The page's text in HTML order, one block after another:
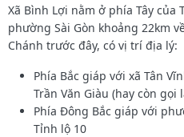
Xã Bình Lợi nằm ở phía Tây của
phường Sài Gòn khoảng 22km
Chánh trước đây, có vị trí địa lý:
Phía Bắc giáp với xã Tân
Trần Văn Giàu (hay còn gọi
Phía Đông Bắc giáp với
Tỉnh lộ 10